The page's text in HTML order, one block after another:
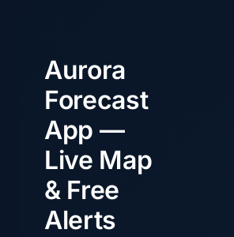
Aurora
Forecast
App —
Live Map
& Free
Alerts